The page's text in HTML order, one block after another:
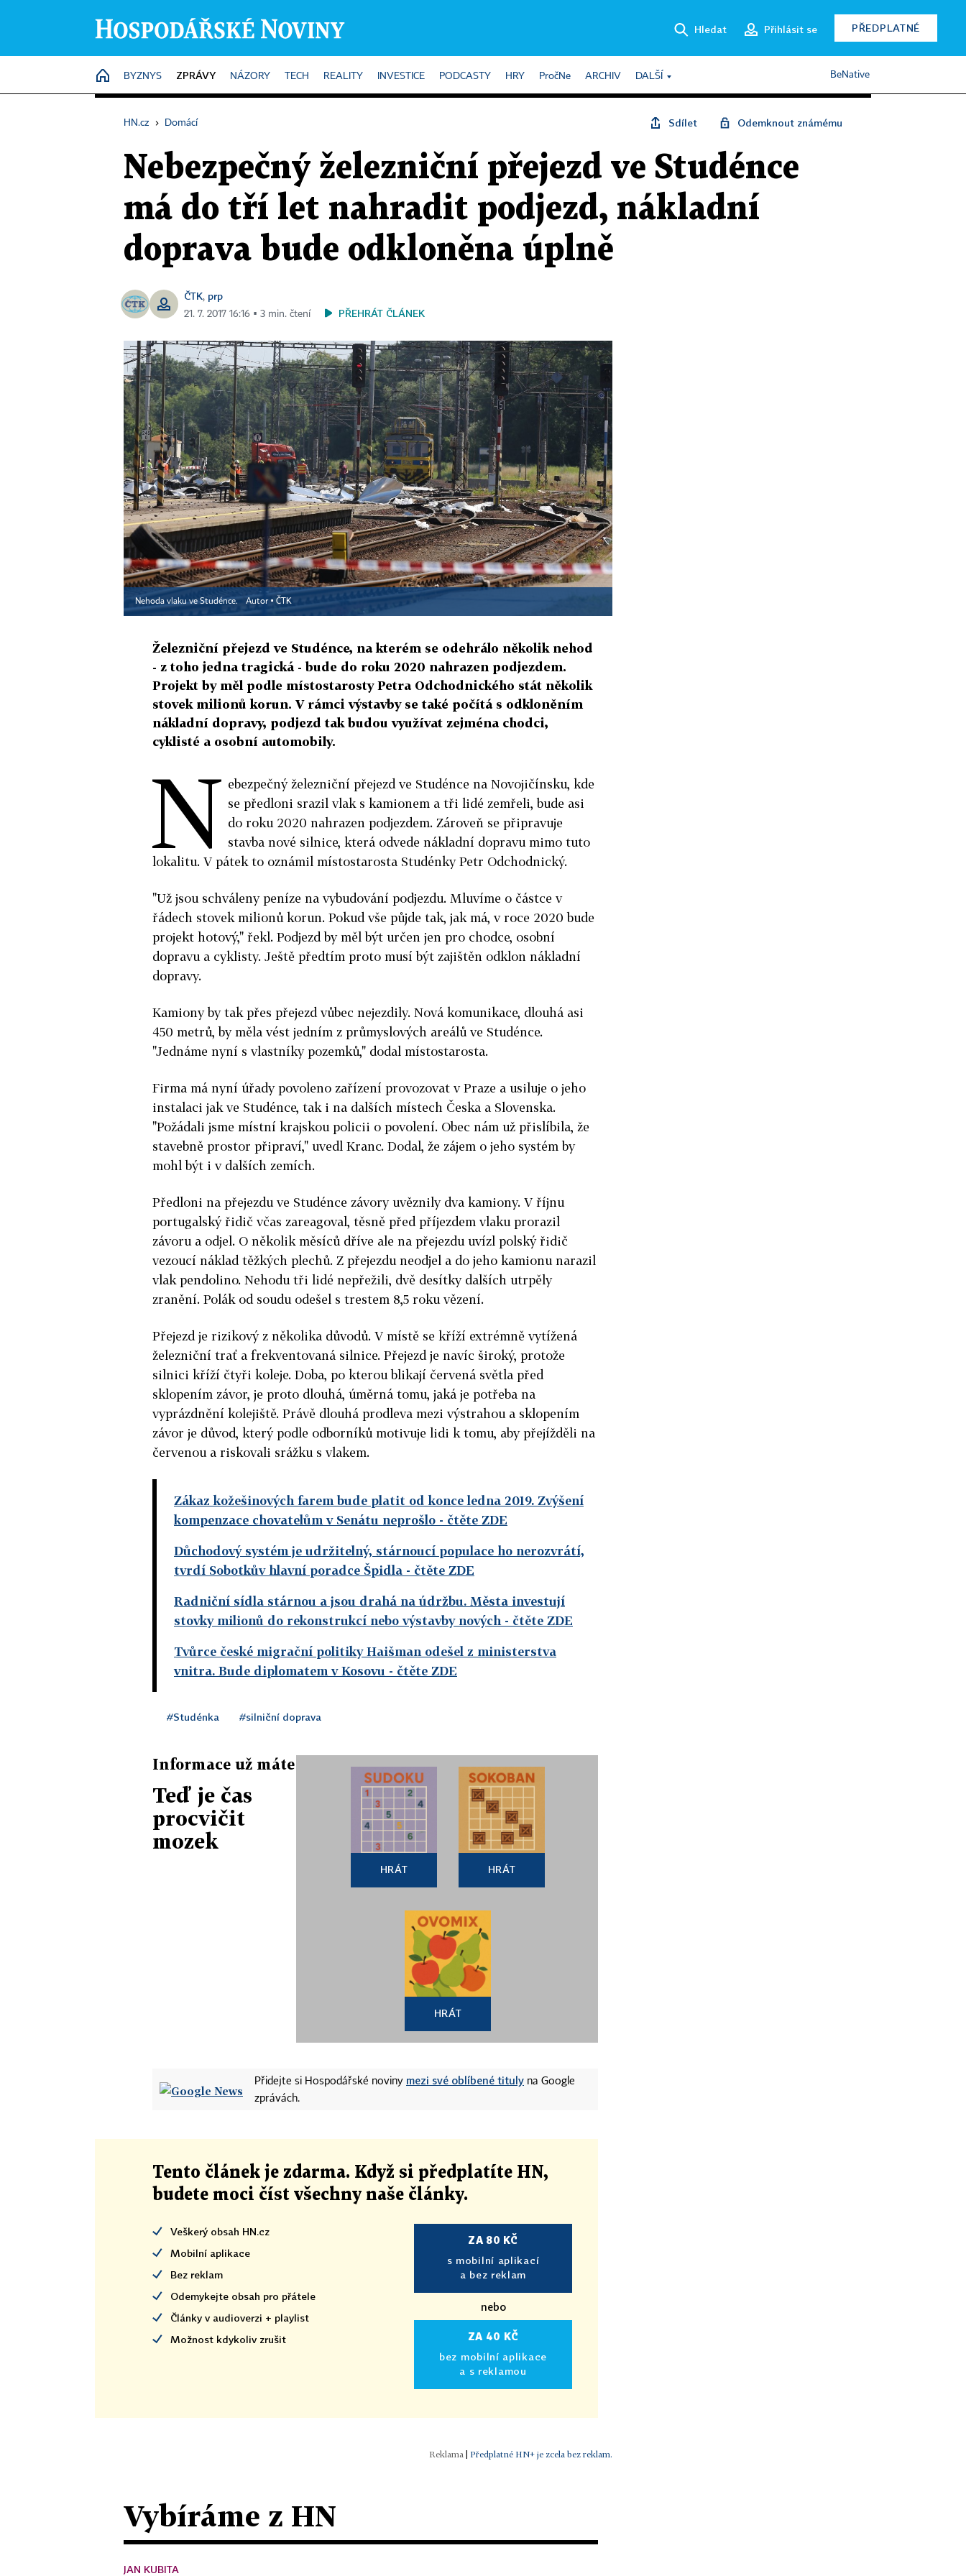
Hledat Přihlásit se PŘEDPLATNÉ
HOME
BYZNYS ZPRÁVY NÁZORY TECH REALITY INVESTICE PODCASTY HRY PročNe ARCHIV DALŠÍ BeNative
HN.cz › Domácí Sdílet Odemknout známému
Nebezpečný železniční přejezd ve Studénce
má do tří let nahradit podjezd, nákladní
doprava bude odkloněna úplně
ČTK, prp
21. 7. 2017 16:16 ▪ 3 min. čtení PŘEHRÁT ČLÁNEK
Nehoda vlaku ve Studénce. Autor ▪ ČTK
Železniční přejezd ve Studénce, na kterém se odehrálo několik nehod
- z toho jedna tragická - bude do roku 2020 nahrazen podjezdem.
Projekt by měl podle místostarosty Petra Odchodnického stát několik
stovek milionů korun. V rámci výstavby se také počítá s odkloněním
nákladní dopravy, podjezd tak budou využívat zejména chodci,
cyklisté a osobní automobily.
N ebezpečný železniční přejezd ve Studénce na Novojičínsku, kde
se předloni srazil vlak s kamionem a tři lidé zemřeli, bude asi
do roku 2020 nahrazen podjezdem. Zároveň se připravuje
stavba nové silnice, která odvede nákladní dopravu mimo tuto
lokalitu. V pátek to oznámil místostarosta Studénky Petr Odchodnický.
"Už jsou schváleny peníze na vybudování podjezdu. Mluvíme o částce v
řádech stovek milionů korun. Pokud vše půjde tak, jak má, v roce 2020 bude
projekt hotový," řekl. Podjezd by měl být určen jen pro chodce, osobní
dopravu a cyklisty. Ještě předtím proto musí být zajištěn odklon nákladní
dopravy.
Kamiony by tak přes přejezd vůbec nejezdily. Nová komunikace, dlouhá asi
450 metrů, by měla vést jedním z průmyslových areálů ve Studénce.
"Jednáme nyní s vlastníky pozemků," dodal místostarosta.
Firma má nyní úřady povoleno zařízení provozovat v Praze a usiluje o jeho
instalaci jak ve Studénce, tak i na dalších místech Česka a Slovenska.
"Požádali jsme místní krajskou policii o povolení. Obec nám už přislíbila, že
stavebně prostor připraví," uvedl Kranc. Dodal, že zájem o jeho systém by
mohl být i v dalších zemích.
Předloni na přejezdu ve Studénce závory uvěznily dva kamiony. V říjnu
portugalský řidič včas zareagoval, těsně před příjezdem vlaku prorazil
závoru a odjel. O několik měsíců dříve ale na přejezdu uvízl polský řidič
vezoucí náklad těžkých plechů. Z přejezdu neodjel a do jeho kamionu narazil
vlak pendolino. Nehodu tři lidé nepřežili, dvě desítky dalších utrpěly
zranění. Polák od soudu odešel s trestem 8,5 roku vězení.
Přejezd je rizikový z několika důvodů. V místě se kříží extrémně vytížená
železniční trať a frekventovaná silnice. Přejezd je navíc široký, protože
silnici kříží čtyři koleje. Doba, po kterou blikají červená světla před
sklopením závor, je proto dlouhá, úměrná tomu, jaká je potřeba na
vyprázdnění kolejiště. Právě dlouhá prodleva mezi výstrahou a sklopením
závor je důvod, který podle odborníků motivuje lidi k tomu, aby přejížděli na
červenou a riskovali srážku s vlakem.
Zákaz kožešinových farem bude platit od konce ledna 2019. Zvýšení
kompenzace chovatelům v Senátu neprošlo - čtěte ZDE
Důchodový systém je udržitelný, stárnoucí populace ho nerozvrátí,
tvrdí Sobotkův hlavní poradce Špidla - čtěte ZDE
Radniční sídla stárnou a jsou drahá na údržbu. Města investují
stovky milionů do rekonstrukcí nebo výstavby nových - čtěte ZDE
Tvůrce české migrační politiky Haišman odešel z ministerstva
vnitra. Bude diplomatem v Kosovu - čtěte ZDE
#Studénka #silniční doprava
Informace už máte
Teď je čas
procvičit
mozek
HRÁT HRÁT
HRÁT
Přidejte si Hospodářské noviny mezi své oblíbené tituly na Google
zprávách.
Tento článek je zdarma. Když si předplatíte HN,
budete moci číst všechny naše články.
Veškerý obsah HN.cz
Mobilní aplikace
Bez reklam
Odemykejte obsah pro přátele
Články v audioverzi + playlist
Možnost kdykoliv zrušit
ZA 80 KČ
s mobilní aplikací
a bez reklam
nebo
ZA 40 KČ
bez mobilní aplikace
a s reklamou
| Předplatné HN+ je zcela bez reklam.
Vybíráme z HN
JAN KUBITA